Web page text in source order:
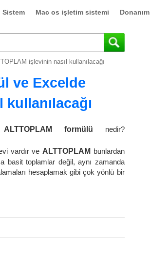
Sistem Mac os işletim sistemi Donanım
işlevinin nasıl kullanılacağı
ve Excelde
formülü nedir?
vardır ve ALTTOPLAM bunlardan
basit toplamlar değil, aynı zamanda
hesaplamak gibi çok yönlü bir